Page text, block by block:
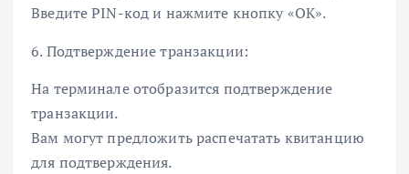
Введите PIN-код и нажмите кнопку «ОК».
6. Подтверждение транзакции:
На терминале отобразится подтверждение
транзакции.
Вам могут предложить распечатать квитанцию
для подтверждения.